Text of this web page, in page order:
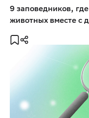
9 заповедников,
животных вместе с